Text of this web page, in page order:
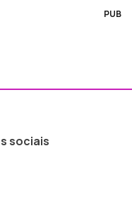
PUB
sociais
ao